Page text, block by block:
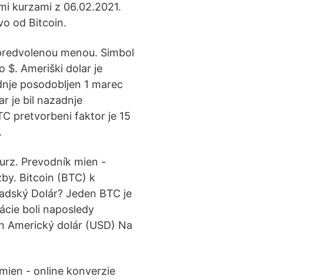
kurzami z 06.02.2021.
od Bitcoin.
menou. Simbol
$. Ameriški dolar je
posodobljen 1 marec
je bil nazadnje
pretvorbeni faktor je 15
Prevodník mien -
Bitcoin (BTC) k
Dolár? Jeden BTC je
boli naposledy
Americký dolár (USD) Na
- online konverzie